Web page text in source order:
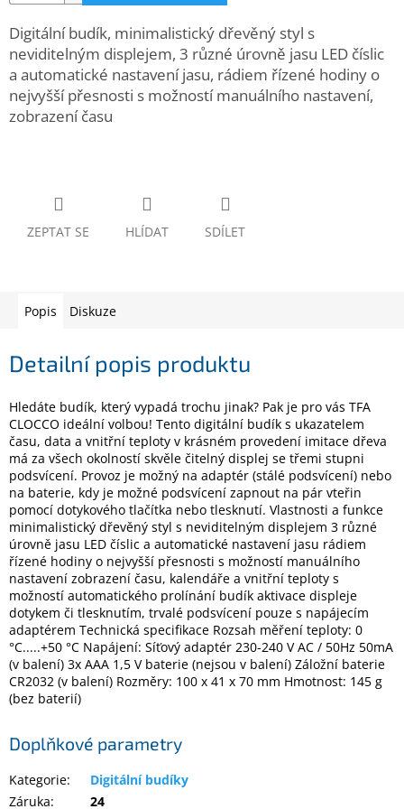
www.inpraise.cz
Gaming
Telefony
a
tablety
Dílna
Velké
Počítače
notebooky
Elektronika
Domácnost
%
Black
Friday
VÝPRODEJ
Akční
zboží
CARTRIDGE
OEM
Sestavy
Digitální budík, minimalistický dřevěný styl s
neviditelným displejem, 3 různé úrovně jasu LED číslic
a automatické nastavení jasu, rádiem řízené hodiny o
nejvyšší přesnosti s možností manuálního nastavení,
zobrazení času
ZEPTAT SE HLÍDAT SDÍLET
Popis Diskuze
Detailní popis produktu
Hledáte budík, který vypadá trochu jinak? Pak je pro vás TFA
CLOCCO ideální volbou! Tento digitální budík s ukazatelem
času, data a vnitřní teploty v krásném provedení imitace dřeva
má za všech okolností skvěle čitelný displej se třemi stupni
podsvícení. Provoz je možný na adaptér (stálé podsvícení) nebo
na baterie, kdy je možné podsvícení zapnout na pár vteřin
pomocí dotykového tlačítka nebo tlesknutí. Vlastnosti a funkce
minimalistický dřevěný styl s neviditelným displejem 3 různé
úrovně jasu LED číslic a automatické nastavení jasu rádiem
řízené hodiny o nejvyšší přesnosti s možností manuálního
nastavení zobrazení času, kalendáře a vnitřní teploty s
možností automatického prolínání budík aktivace displeje
dotykem či tlesknutím, trvalé podsvícení pouze s napájecím
adaptérem Technická specifikace Rozsah měření teploty: 0
°C.....+50 °C Napájení: Síťový adaptér 230-240 V AC / 50Hz 50mA
(v balení) 3x AAA 1,5 V baterie (nejsou v balení) Záložní baterie
CR2032 (v balení) Rozměry: 100 x 41 x 70 mm Hmotnost: 145 g
(bez baterií)
Doplňkové parametry
Kategorie:
Digitální budíky
Záruka: 24